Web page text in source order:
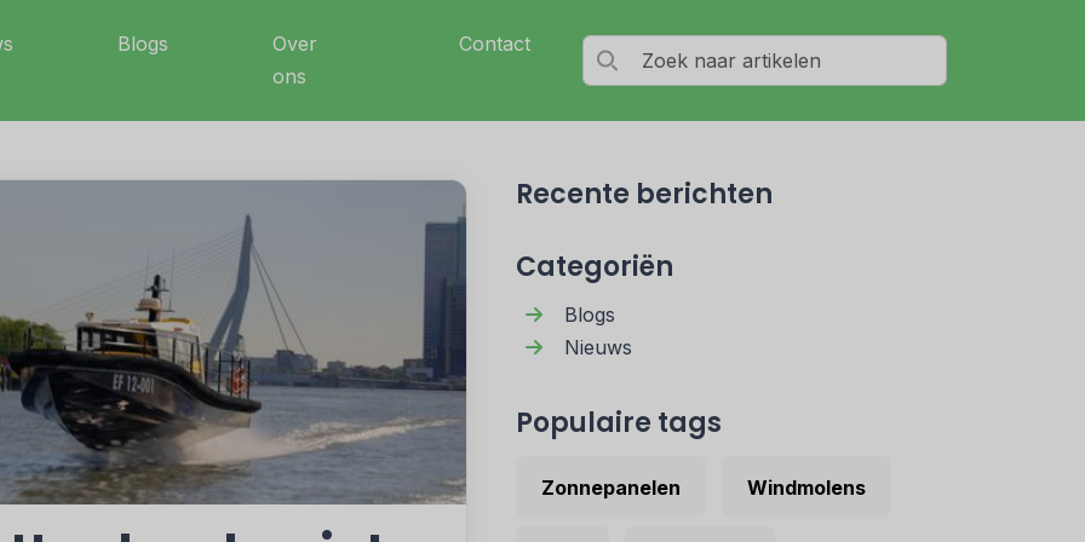
Blogs
Over
ons
Contact
Recente berichten
Categoriën
Blogs
Nieuws
Populaire tags
Zonnepanelen Windmolens